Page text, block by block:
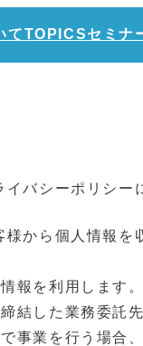
てTOPICSセミナ
バシーポリシー
から個⼈情報を
報を利⽤します
結した業務委託
事業を⾏う場合